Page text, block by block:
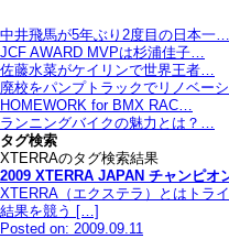
中井飛馬が5年ぶり2度目の日本一…
JCF AWARD MVPは杉浦佳子…
佐藤水菜がケイリンで世界王者…
廃校をパンプトラックでリノベー
HOMEWORK for BMX RAC…
ランニングバイクの魅力とは？…
タグ検索
XTERRAのタグ検索結果
2009 XTERRA JAPAN チャンピオ
XTERRA（エクステラ）とはトラ
結果を競う […]
Posted on: 2009.09.11